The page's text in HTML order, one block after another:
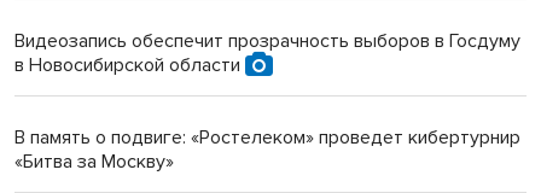
Новосибирский преподаватель с женой вошли в топ-16
Обновлённое отделение ВТБ открылось в Искитиме
Видеозапись обеспечит прозрачность выборов в Госдуму
в Новосибирской области
В память о подвиге: «Ростелеком» проведет кибертурнир
«Битва за Москву»